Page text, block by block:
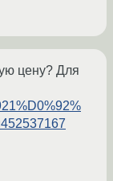
цену? Для